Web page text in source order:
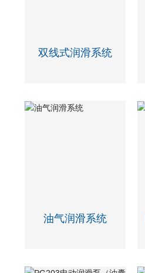
双线式润滑系统
油气润滑系统